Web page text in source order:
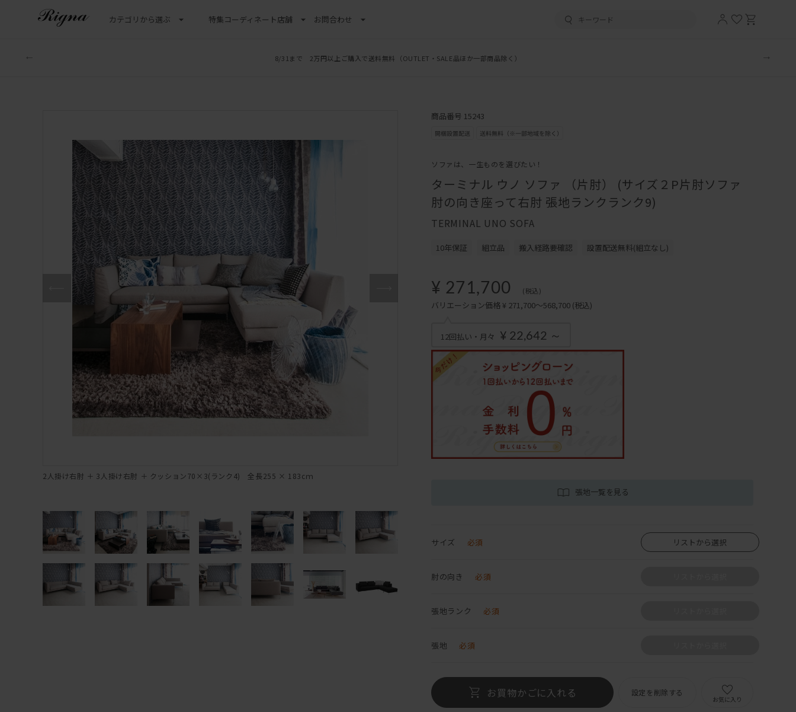
カテゴリから選ぶ 特集コーディネート店舗 お問合わせ
8/31まで 2万円以上ご購入で送料無料 （OUTLET・SALE品ほか一部商品除く）
2人掛け右肘 ＋ 3人掛け右肘 ＋ クッション70×3(ランク4) 全長255 × 183cｍ
商品番号 15243
ソファは、一生ものを選びたい！
ターミナル ウノ ソファ （片肘） (サイズ２P片肘ソファ
肘の向き座って右肘 張地ランクランク9)
TERMINAL UNO SOFA
10年保証 組立品 搬入経路要確認 設置配送無料(組立なし)
¥ 271,700 (税込)
バリエーション価格 ¥ 271,700～568,700 (税込)
12回払い・月々 ¥ 22,642 ～
張地一覧を見る
サイズ 必須 リストから選択
肘の向き 必須
張地ランク 必須
張地 必須
お買物かごに入れる 設定を削除する
お気に入り